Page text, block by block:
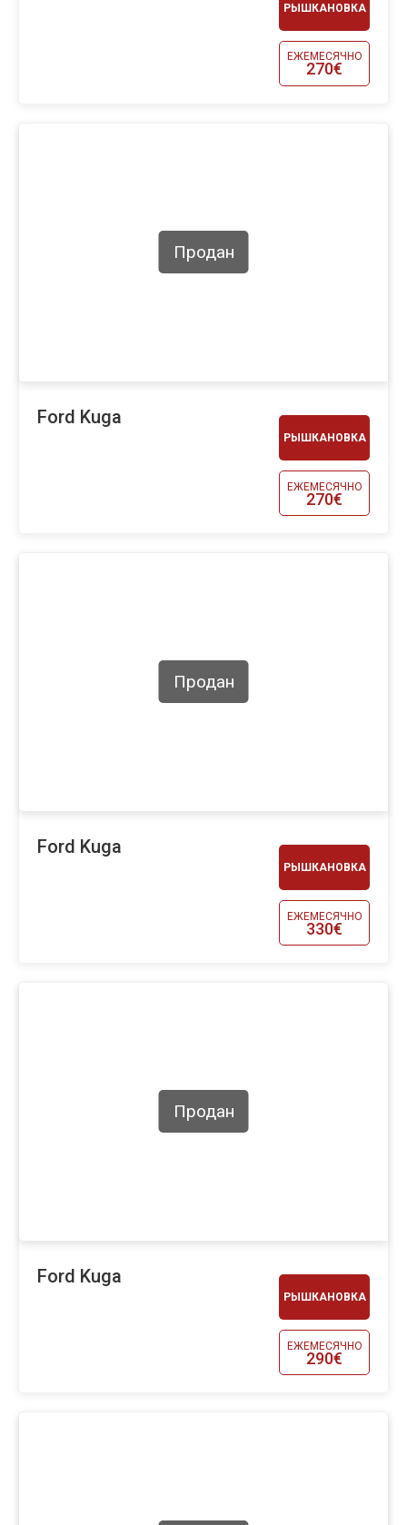
РЫШКАНОВКА
ЕЖЕМЕСЯЧНО
270€
РЫШКАНОВКА
ЕЖЕМЕСЯЧНО
270€
Продан
Ford Kuga
РЫШКАНОВКА
ЕЖЕМЕСЯЧНО
330€
Продан
Ford Kuga
РЫШКАНОВКА
ЕЖЕМЕСЯЧНО
290€
Продан
Ford Kuga